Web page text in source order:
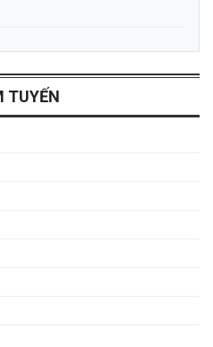
TUYẾN